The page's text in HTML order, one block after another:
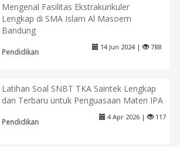
Mengenal Fasilitas Ekstrakurikuler
Lengkap di SMA Islam Al Masoem
Bandung
Pendidikan
14 Jun 2024 | 788
Latihan Soal SNBT TKA Saintek Lengkap
dan Terbaru untuk Penguasaan Materi IPA
Pendidikan
4 Apr 2026 | 117